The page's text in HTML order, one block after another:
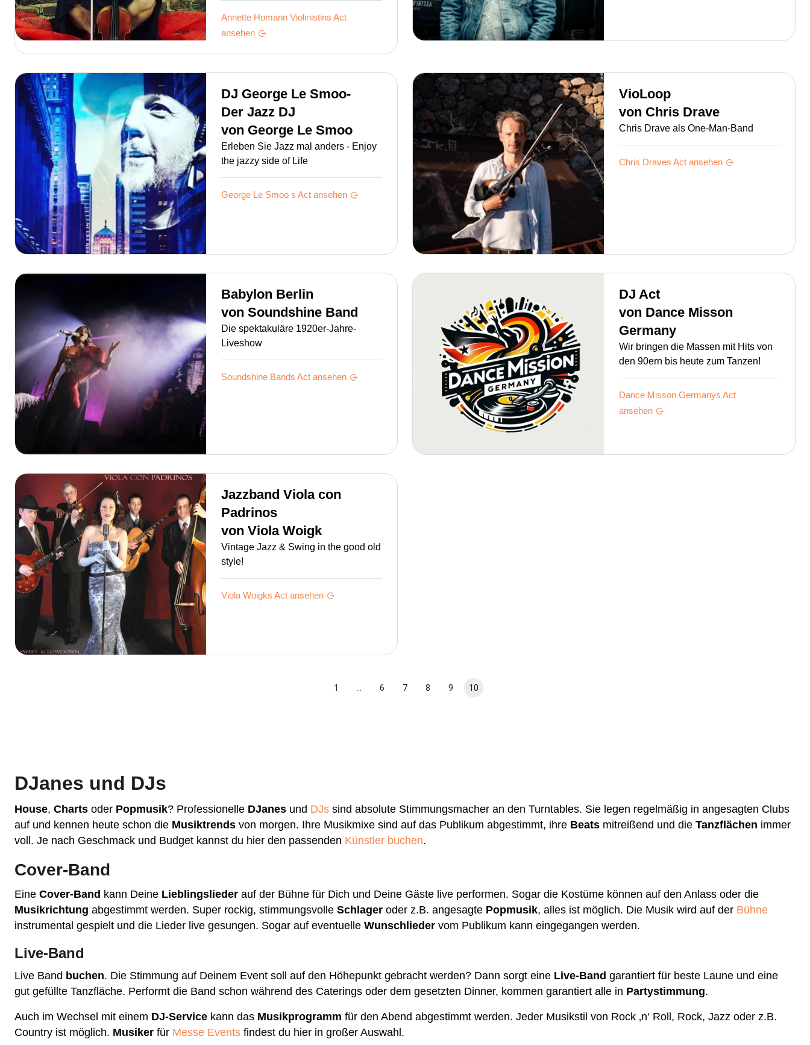
Annette Homann Violinistins Act
ansehen
DJ George Le Smoo-
Der Jazz DJ
von George Le Smoo
Erleben Sie Jazz mal anders - Enjoy
the jazzy side of Life
George Le Smoo s Act ansehen
VioLoop
von Chris Drave
Chris Drave als One-Man-Band
Chris Draves Act ansehen
Babylon Berlin
von Soundshine Band
Die spektakuläre 1920er-Jahre-
Liveshow
Soundshine Bands Act ansehen
DJ Act
von Dance Misson
Germany
Wir bringen die Massen mit Hits von
den 90ern bis heute zum Tanzen!
Dance Misson Germanys Act
ansehen
Jazzband Viola con
Padrinos
von Viola Woigk
Vintage Jazz & Swing in the good old
style!
Viola Woigks Act ansehen
1 6 7 8 9 10
DJanes und DJs
House, Charts oder Popmusik? Professionelle DJanes und DJs sind absolute Stimmungsmacher an den Turntables. Sie legen regelmäßig in angesagten Clubs
auf und kennen heute schon die Musiktrends von morgen. Ihre Musikmixe sind auf das Publikum abgestimmt, ihre Beats mitreißend und die Tanzflächen immer
voll. Je nach Geschmack und Budget kannst du hier den passenden Künstler buchen.
Cover-Band
Eine Cover-Band kann Deine Lieblingslieder auf der Bühne für Dich und Deine Gäste live performen. Sogar die Kostüme können auf den Anlass oder die
Musikrichtung abgestimmt werden. Super rockig, stimmungsvolle Schlager oder z.B. angesagte Popmusik, alles ist möglich. Die Musik wird auf der Bühne
instrumental gespielt und die Lieder live gesungen. Sogar auf eventuelle Wunschlieder vom Publikum kann eingegangen werden.
Live-Band
Live Band buchen. Die Stimmung auf Deinem Event soll auf den Höhepunkt gebracht werden? Dann sorgt eine Live-Band garantiert für beste Laune und eine
gut gefüllte Tanzfläche. Performt die Band schon während des Caterings oder dem gesetzten Dinner, kommen garantiert alle in Partystimmung.
Auch im Wechsel mit einem DJ-Service kann das Musikprogramm für den Abend abgestimmt werden. Jeder Musikstil von Rock ‚n‘ Roll, Rock, Jazz oder z.B.
Country ist möglich. Musiker für Messe Events findest du hier in großer Auswahl.